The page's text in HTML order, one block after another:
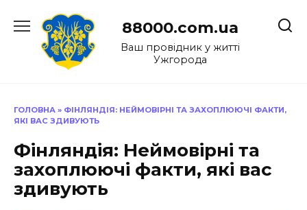
до
88000.com.ua
Ваш провідник у житті
Ужгорода
ГОЛОВНА » ФІНЛЯНДІЯ: НЕЙМОВІРНІ ТА ЗАХОПЛЮЮЧІ ФАКТИ,
ЯКІ ВАС ЗДИВУЮТЬ
Фінляндія: Неймовірні та
захоплюючі факти, які вас
здивують